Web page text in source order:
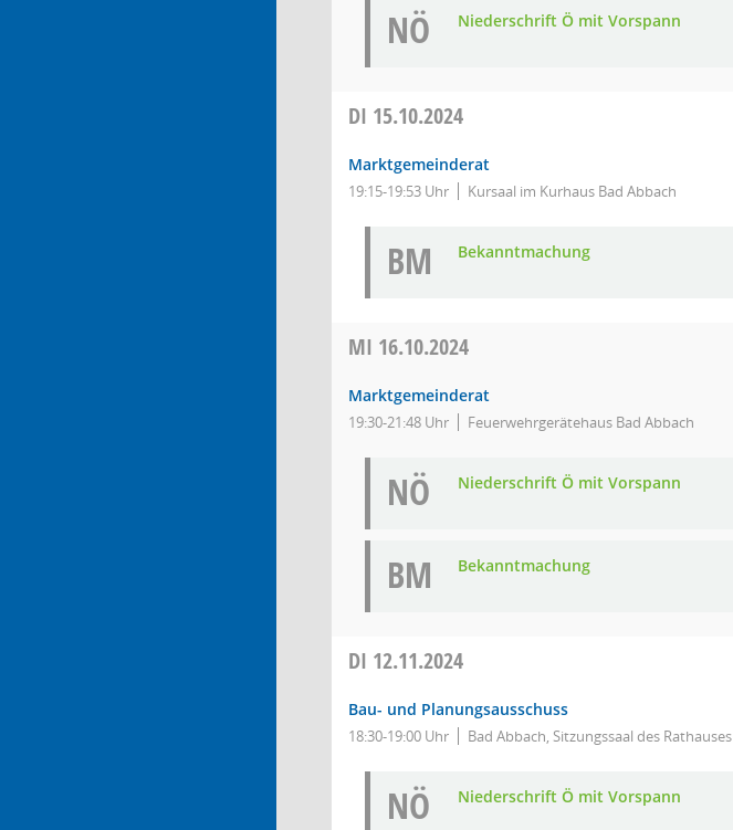
NÖ Niederschrift Ö mit Vorspann
DI 15.10.2024
Marktgemeinderat
19:15-19:53 Uhr Kursaal im Kurhaus Bad Abbach
BM Bekanntmachung
MI 16.10.2024
Marktgemeinderat
19:30-21:48 Uhr Feuerwehrgerätehaus Bad Abbach
NÖ Niederschrift Ö mit Vorspann
BM Bekanntmachung
DI 12.11.2024
Bau- und Planungsausschuss
18:30-19:00 Uhr Bad Abbach, Sitzungssaal des Rathauses
NÖ Niederschrift Ö mit Vorspann